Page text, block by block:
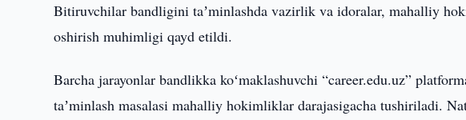
Bitiruvchilar bandligini taʼminlashda vazirlik va idoralar, mahalliy
oshirish muhimligi qayd etildi.
Barcha jarayonlar bandlikka koʻmaklashuvchi “career.edu.uz”
taʼminlash masalasi mahalliy hokimliklar darajasigacha tushiriladi.